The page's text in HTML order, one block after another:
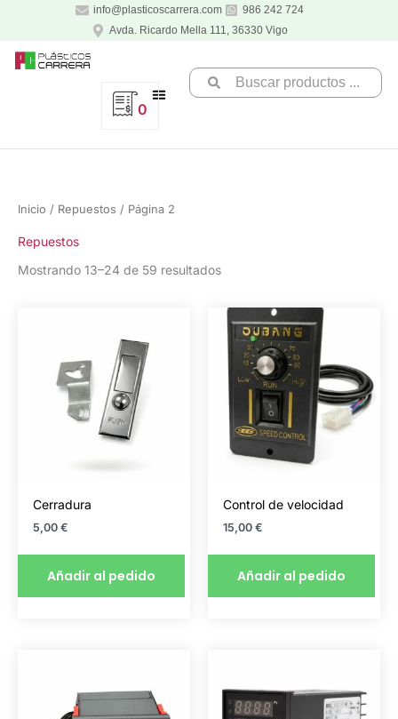
contenido
info@plasticoscarrera.com
986 242 724
Avda. Ricardo Mella 111, 36330 Vigo
Search
...
0
Inicio / Repuestos / Página 2
Repuestos
Mostrando 13–24 de 59 resultados
Cerradura
5,00 €
Añadir al pedido
Control de velocidad
15,00 €
Añadir al pedido